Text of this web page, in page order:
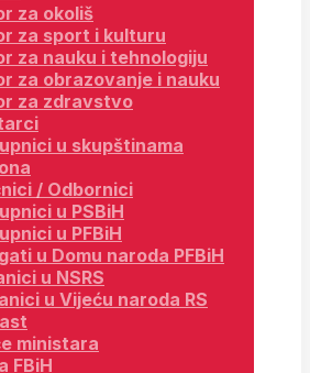
za okoliš
za sport i kulturu
za nauku i tehnologiju
za obrazovanje i nauku
za zdravstvo
u skupštinama
/ Odbornici
u PSBiH
u PFBiH
u Domu naroda PFBiH
u NSRS
u Vijeću naroda RS
ministara
FBiH